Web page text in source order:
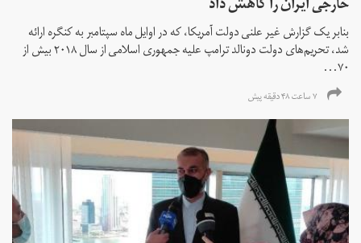
بنابر یک گزارش غیر علنی دولت آمریکا، که در اوایل ماه سپتامبر به کنگره ارائه
شد، تحریم‌های دولت دونالد ترامپ علیه جمهوری اسلامی از سال ۲۰۱۸ بیش از
۷۰...
۷ ساعت ۴۸ دقیقه پیش